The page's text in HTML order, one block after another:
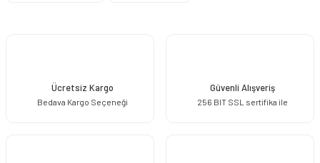
Ücretsiz Kargo
Bedava Kargo Seçeneği
Güvenli Alışveriş
256 BIT SSL sertifika ile